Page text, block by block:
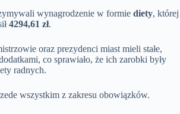
wynagrodzenie w formie diety, której
4294,61 zł.
oraz prezydenci miast mieli stałe,
co sprawiało, że ich zarobki były
radnych.
wszystkim z zakresu obowiązków.